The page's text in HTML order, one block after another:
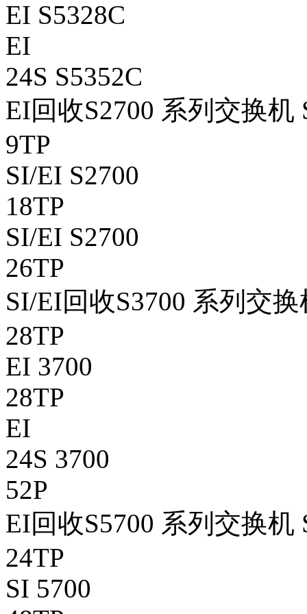
EI S5328C
EI
24S S5352C
EI回收S2700 系列交换机
9TP
SI/EI S2700
18TP
SI/EI S2700
26TP
SI/EI回收S3700 系列交换
28TP
EI 3700
28TP
EI
24S 3700
52P
EI回收S5700 系列交换机
24TP
SI 5700